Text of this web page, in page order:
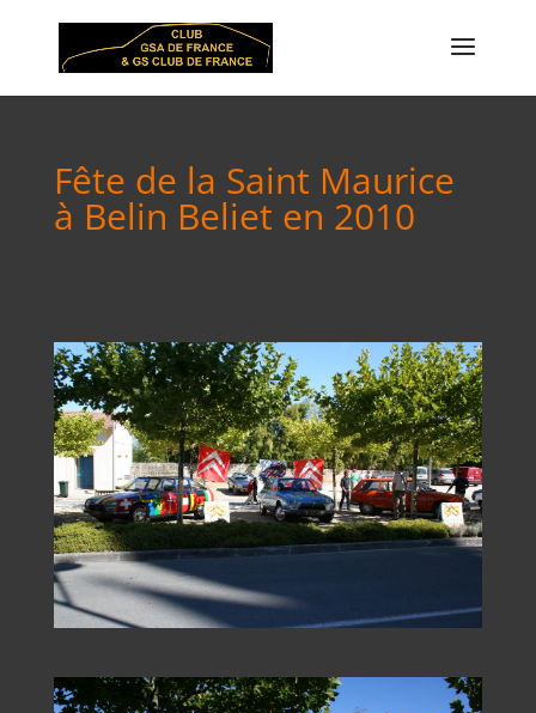
Fête de la Saint Maurice
à Belin Beliet en 2010